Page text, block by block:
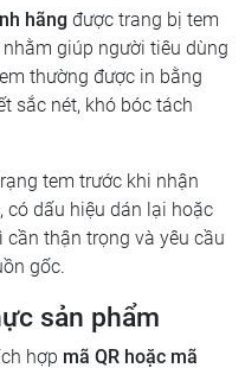
hãng được trang bị tem
giúp người tiêu dùng
thường được in bằng
sắc nét, khó bóc tách
tem trước khi nhận
có dấu hiệu dán lại hoặc
thận trọng và yêu cầu
gốc.
sản phẩm
hợp mã QR hoặc mã